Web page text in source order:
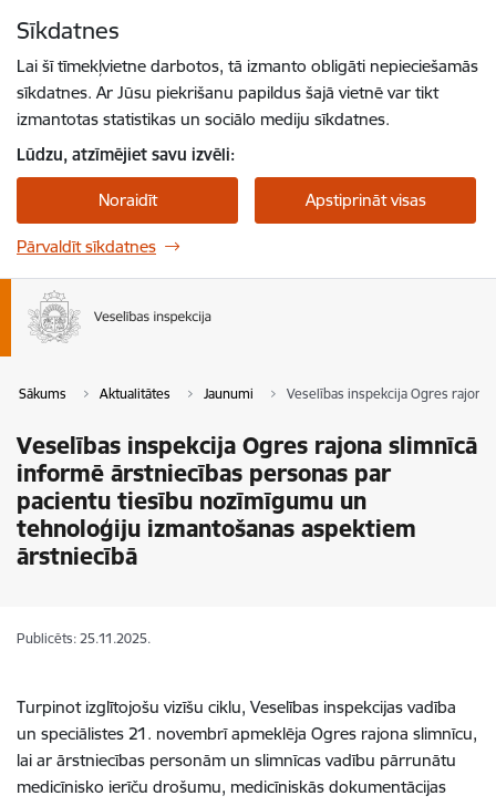
Sīkdatnes
Lai šī tīmekļvietne darbotos, tā izmanto obligāti nepieciešamās
sīkdatnes. Ar Jūsu piekrišanu papildus šajā vietnē var tikt
izmantotas statistikas un sociālo mediju sīkdatnes.
Lūdzu, atzīmējiet savu izvēli:
Noraidīt Apstiprināt visas
Pārvaldīt sīkdatnes
Sākums Aktualitātes Jaunumi Veselības inspekcija Ogres
Veselības inspekcija Ogres rajona slimnīcā
informē ārstniecības personas par
pacientu tiesību nozīmīgumu un
tehnoloģiju izmantošanas aspektiem
ārstniecībā
Publicēts: 25.11.2025.
Turpinot izglītojošu vizīšu ciklu, Veselības inspekcijas vadība
un speciālistes 21. novembrī apmeklēja Ogres rajona slimnīcu,
lai ar ārstniecības personām un slimnīcas vadību pārrunātu
medicīnisko ierīču drošumu, medicīniskās dokumentācijas